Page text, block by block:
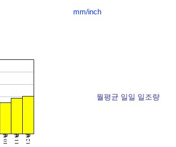
mm/inch
월평균 일일 일조량